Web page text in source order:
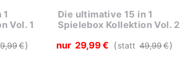
Vol. 1
99€
Die ultimative 15 in 1
Spielebox Kollektion Vol. 2
nur 29 99€ statt 49 99€